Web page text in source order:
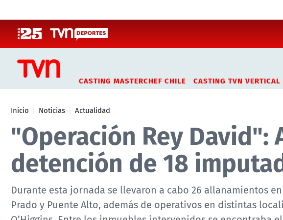
CASTING MASTERCHEF CHILE CASTING TVN VERTICAL
Inicio Noticias Actualidad
"Operación Rey David":
detención de 18
Durante esta jornada se llevaron a cabo 26 allanamientos
Prado y Puente Alto, además de operativos en distintas